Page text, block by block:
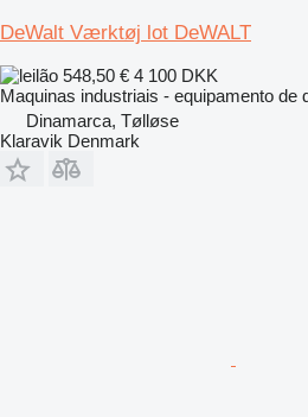
DeWalt Værktøj lot DeWALT
548,50 € 4 100 DKK
Maquinas industriais - equipamento de
Dinamarca, Tølløse
Klaravik Denmark